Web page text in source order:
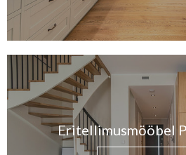
Eritellimusmööbel